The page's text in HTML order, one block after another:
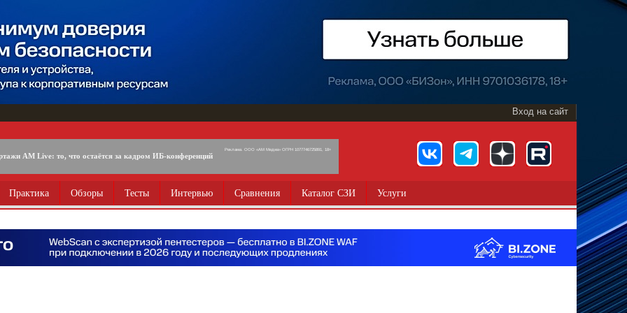
Вход на сайт
AM Live: то, что остаётся за кадром ИБ-конференций
Реклама. ООО «АМ Медиа» ОГРН 1077746725891, 18+
Практика Обзоры Тесты Интервью Сравнения Каталог СЗИ Услуги